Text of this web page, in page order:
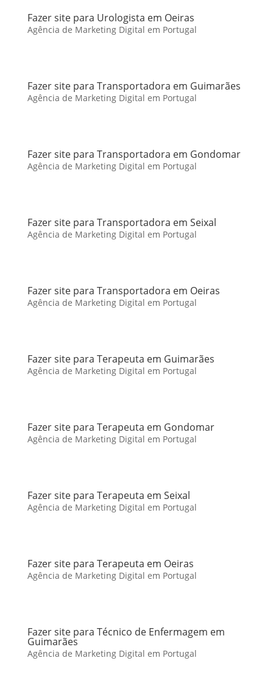
Fazer site para Urologista em Oeiras
Agência de Marketing Digital em Portugal
Fazer site para Transportadora em Guimarães
Agência de Marketing Digital em Portugal
Fazer site para Transportadora em Gondomar
Agência de Marketing Digital em Portugal
Fazer site para Transportadora em Seixal
Agência de Marketing Digital em Portugal
Fazer site para Transportadora em Oeiras
Agência de Marketing Digital em Portugal
Fazer site para Terapeuta em Guimarães
Agência de Marketing Digital em Portugal
Fazer site para Terapeuta em Gondomar
Agência de Marketing Digital em Portugal
Fazer site para Terapeuta em Seixal
Agência de Marketing Digital em Portugal
Fazer site para Terapeuta em Oeiras
Agência de Marketing Digital em Portugal
Fazer site para Técnico de Enfermagem em
Guimarães
Agência de Marketing Digital em Portugal